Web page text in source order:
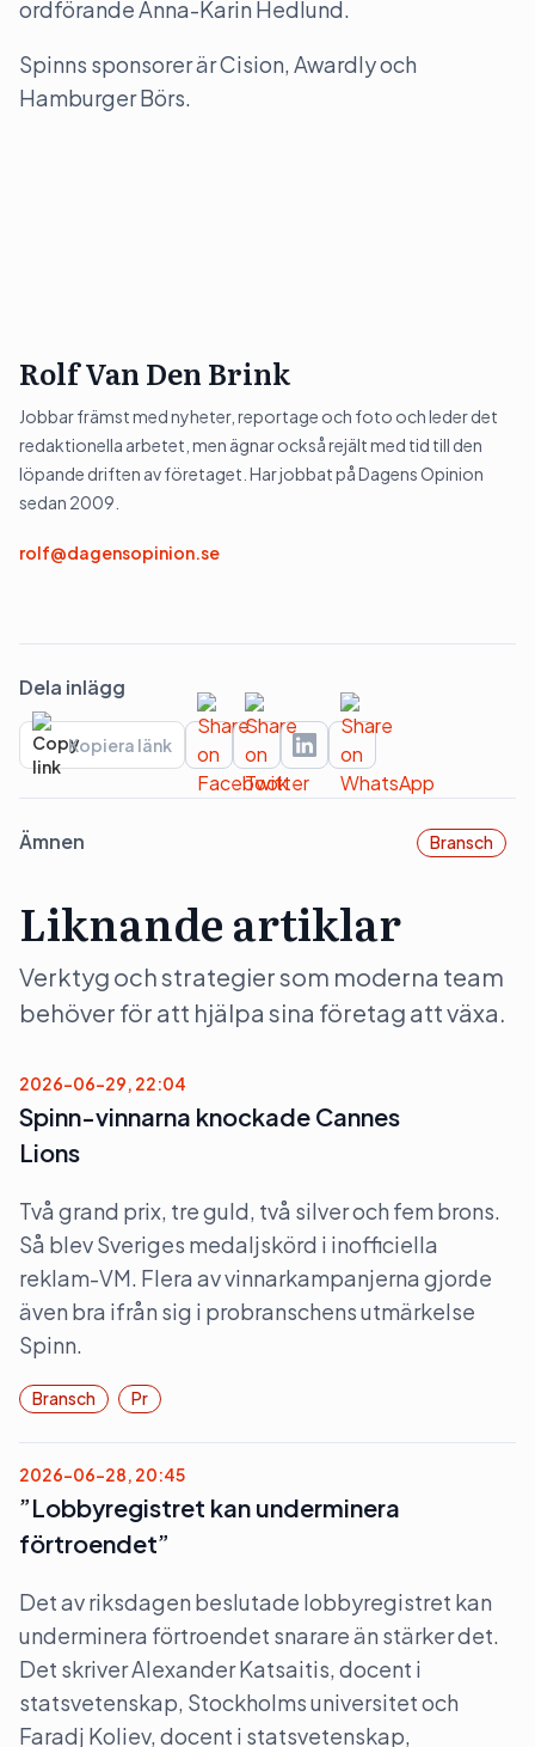
ordförande Anna-Karin Hedlund.
Spinns sponsorer är Cision, Awardly och
Hamburger Börs.
Rolf Van Den Brink
Jobbar främst med nyheter, reportage och foto och leder det
redaktionella arbetet, men ägnar också rejält med tid till den
löpande driften av företaget. Har jobbat på Dagens Opinion
sedan 2009.
rolf@dagensopinion.se
Dela inlägg
Kopiera länk
Ämnen Bransch
Liknande artiklar
Verktyg och strategier som moderna team
behöver för att hjälpa sina företag att växa.
2026-06-29, 22:04
Spinn-vinnarna knockade Cannes
Lions
Två grand prix, tre guld, två silver och fem brons.
Så blev Sveriges medaljskörd i inofficiella
reklam-VM. Flera av vinnarkampanjerna gjorde
även bra ifrån sig i probranschens utmärkelse
Spinn.
Bransch Pr
2026-06-28, 20:45
”Lobbyregistret kan underminera
förtroendet”
Det av riksdagen beslutade lobbyregistret kan
underminera förtroendet snarare än stärker det.
Det skriver Alexander Katsaitis, docent i
statsvetenskap, Stockholms universitet och
Faradj Koliev, docent i statsvetenskap,